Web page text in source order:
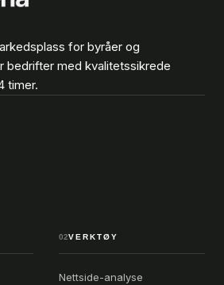
for byråer og
bedrifter med kvalitetssikrede
timer.
02VERKTØY
Nettside-analyse